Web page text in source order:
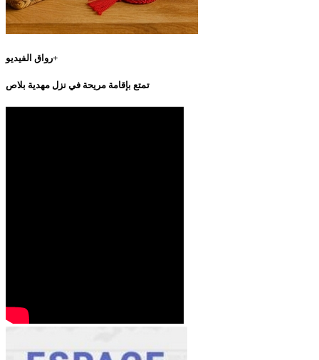
رواق الفيديو+
تمتع بإقامة مريحة في نزل مهدية بلاص